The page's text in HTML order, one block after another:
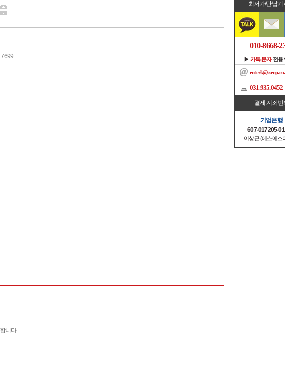
니다.
최저가/단납기
010-8668-
▶ 카톡,문자전용
031.935.0452
결제 계좌번
기업은행
607-017205-
이상근 (에스에스